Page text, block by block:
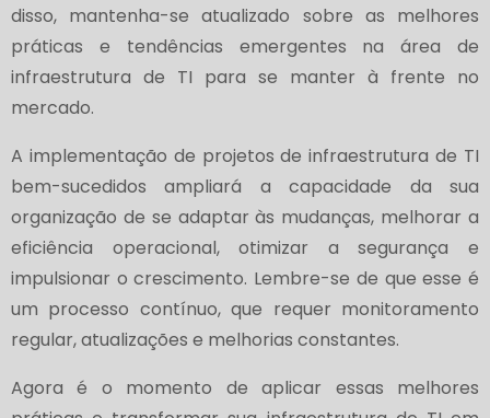
disso, mantenha-se atualizado sobre as melhores
práticas e tendências emergentes na área de
infraestrutura de TI para se manter à frente no
mercado.
A implementação de projetos de infraestrutura de TI
bem-sucedidos ampliará a capacidade da sua
organização de se adaptar às mudanças, melhorar a
eficiência operacional, otimizar a segurança e
impulsionar o crescimento. Lembre-se de que esse é
um processo contínuo, que requer monitoramento
regular, atualizações e melhorias constantes.
Agora é o momento de aplicar essas melhores